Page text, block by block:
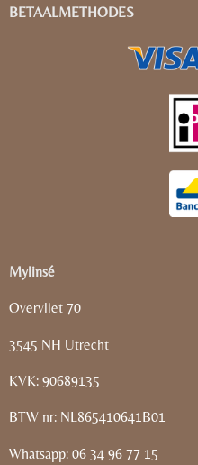
BETAALMETHODES
Mylinsé
Overvliet 70
3545 NH Utrecht
KVK: 90689135
BTW nr: NL865410641B01
Whatsapp: 06 34 96 77 15